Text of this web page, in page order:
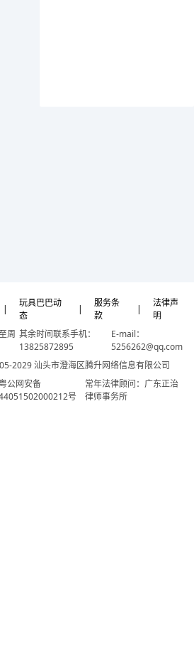
|
玩具巴巴动
态
|
服务条
款
|
法律声
明
周 其余时间联系手机：
13825872895
E-mail：
5256262@qq.com
2029 汕头市澄海区腾升网络信息有限公司
公网安备
号
常年法律顾问：广东正治
律师事务所